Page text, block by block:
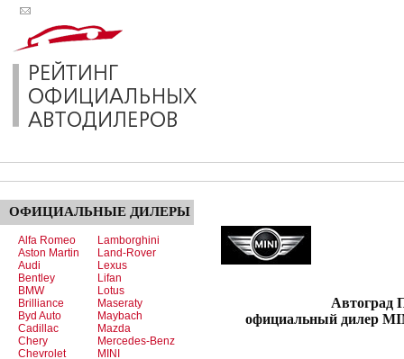
ОФИЦИАЛЬНЫЕ ДИЛЕРЫ
Alfa Romeo
Aston Martin
Audi
Bentley
BMW
Brilliance
Byd Auto
Cadillac
Chery
Chevrolet
Lamborghini
Land-Rover
Lexus
Lifan
Lotus
Maseraty
Maybach
Mazda
Mercedes-Benz
MINI
Автоград
официальный дилер